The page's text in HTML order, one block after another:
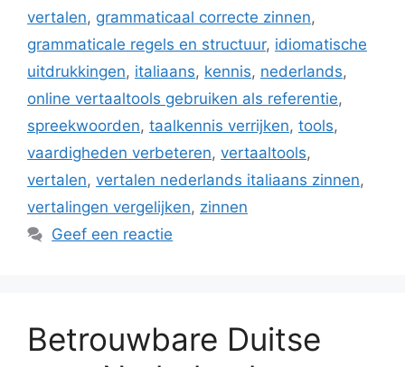
vertalen, grammaticaal correcte zinnen,
grammaticale regels en structuur, idiomatische
uitdrukkingen, italiaans, kennis, nederlands,
online vertaaltools gebruiken als referentie,
spreekwoorden, taalkennis verrijken, tools,
vaardigheden verbeteren, vertaaltools,
vertalen, vertalen nederlands italiaans zinnen,
vertalingen vergelijken, zinnen
Geef een reactie
Betrouwbare Duitse